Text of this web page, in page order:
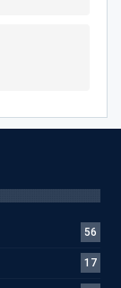
56
17